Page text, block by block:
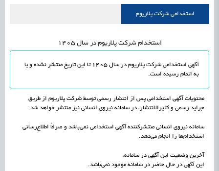
اشتغال و کارآفرینی رسیدن مجوز ایجاد «سندباکس» به نهادهای توسعه‌ای و صنفیاستخدامی شرکت پلاریوم
استخدام شرکت پلاریوم در سال 1405
آگهی استخدامی شرکت پلاریوم در سال 1405 تا این تاریخ منتشر نشده و یا
به اتمام رسیده است.
محتویات آگهی استخدامی پس از انتشار رسمی توسط شرکت پلاریوم از طریق
جراید رسمی و کثیرالانتشار، در سامانه نیروی انسانی نیز منتشر خواهد شد.
سامانه نیروی انسانی منتشرکننده آگهی استخدامی نمی‌باشد و صرفاً اطلاع‌رسانی
استخدام‌ها را انجام می‌دهد.
آخرین وضعیت این آگهی در سامانه:
این آگهی در حال حاضر در سامانه موجود نمی‌باشد.